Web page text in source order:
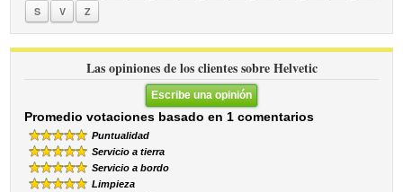
S
V Z
Las opiniones de los clientes sobre Helvetic
Escribe una opinión
Promedio votaciones basado en 1 comentarios
Puntualidad
Servicio a tierra
Servicio a bordo
Limpieza